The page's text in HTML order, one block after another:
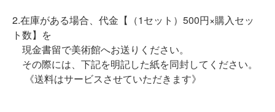
2.在庫がある場合、代金【（1セット）500円×購入セッ
ト数】を
現金書留で美術館へお送りください。
その際には、下記を明記した紙を同封してください。
《送料はサービスさせていただきます》